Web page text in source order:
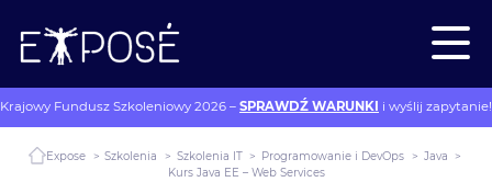
Krajowy Fundusz Szkoleniowy 2026 – SPRAWDŹ WARUNKI i wyślij zapytanie!
Expose > Szkolenia > Szkolenia IT > Programowanie i DevOps > Java
>
Kurs Java EE – Web Services